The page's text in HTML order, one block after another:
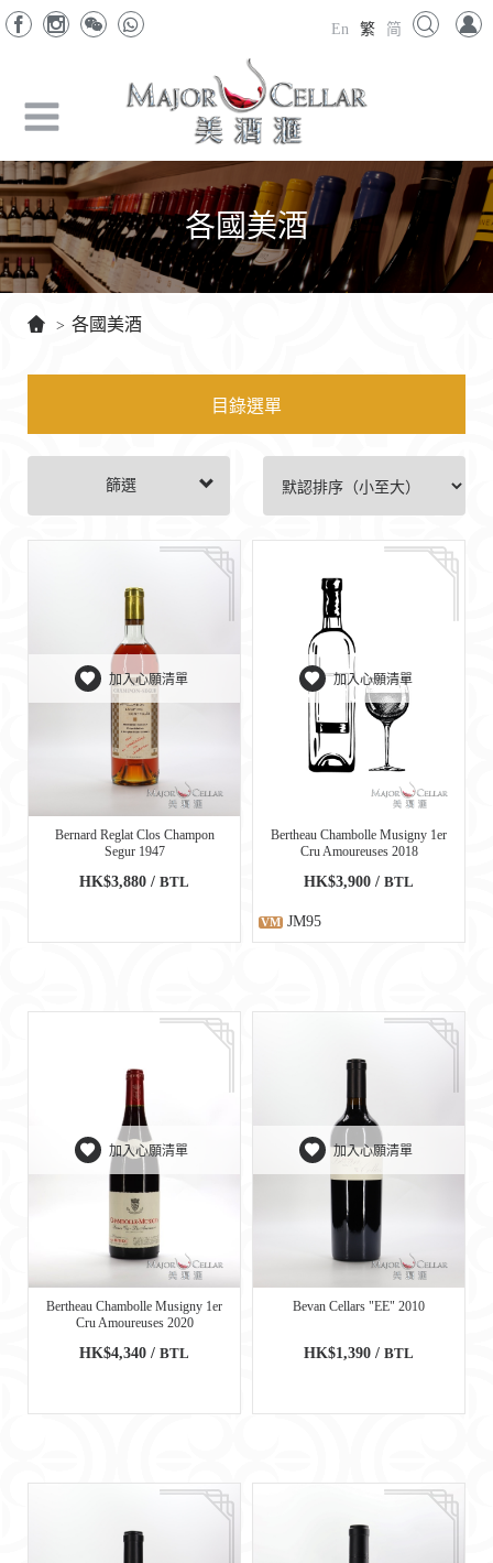
En 繁 简
各國美酒
> 各國美酒
目錄選單
篩選
加入心願清單
Bernard Reglat Clos Champon
Segur 1947
HK$3,880 / BTL
加入心願清單
Bertheau Chambolle Musigny 1er
Cru Amoureuses 2018
HK$3,900 / BTL
VM JM95
加入心願清單
Bertheau Chambolle Musigny 1er
Cru Amoureuses 2020
HK$4,340 / BTL
加入心願清單
Bevan Cellars "EE" 2010
HK$1,390 / BTL